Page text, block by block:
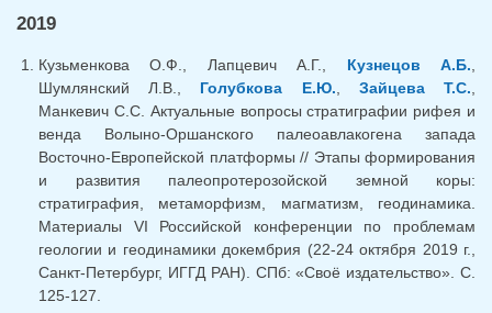
2019
Кузьменкова О.Ф., Лапцевич А.Г., Кузнецов А.Б.
Шумлянский Л.В., Голубкова Е.Ю. Зайцева Т.С.
Манкевич С.С. Актуальные вопросы стратиграфии рифея и
венда Волыно-Оршанского палеоавлакогена запада
Восточно-Европейской платформы // Этапы формирования
и развития палеопротерозойской земной коры:
стратиграфия, метаморфизм, магматизм, геодинамика.
Материалы VI Российской конференции по проблемам
геологии и геодинамики докембрия (22-24 октября 2019 г.,
Санкт-Петербург, ИГГД РАН). СПб: «Своё издательство». С.
125-127.